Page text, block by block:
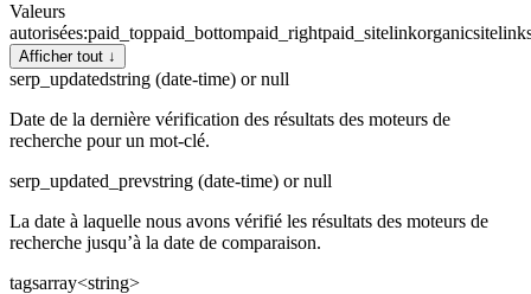
Valeurs
autorisées:paid_toppaid_bottompaid_rightpaid_sitelinkorganicsitelink
Afficher tout ↓
serp_updatedstring (date-time) or null
Date de la dernière vérification des résultats des moteurs de
recherche pour un mot-clé.
serp_updated_prevstring (date-time) or null
La date à laquelle nous avons vérifié les résultats des moteurs de
recherche jusqu’à la date de comparaison.
tagsarray<string>